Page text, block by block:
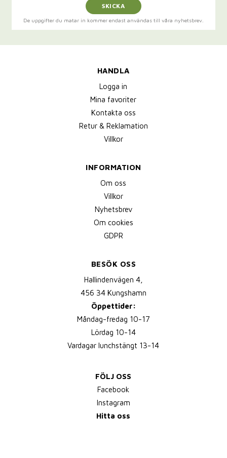
SKICKA
De uppgifter du matar in kommer endast användas till våra nyhetsbrev.
HANDLA
Logga in
Mina favoriter
Kontakta oss
Retur & Reklamation
Villkor
INFORMATION
Om oss
Villkor
Nyhetsbrev
Om cookies
GDPR
BESÖK OSS
Hallindenvägen 4,
456 34 Kungshamn
Öppettider:
Måndag-fredag 10-17
Lördag 10-14
Vardagar lunchstängt 13-14
FÖLJ OSS
Facebook
Instagram
Hitta oss